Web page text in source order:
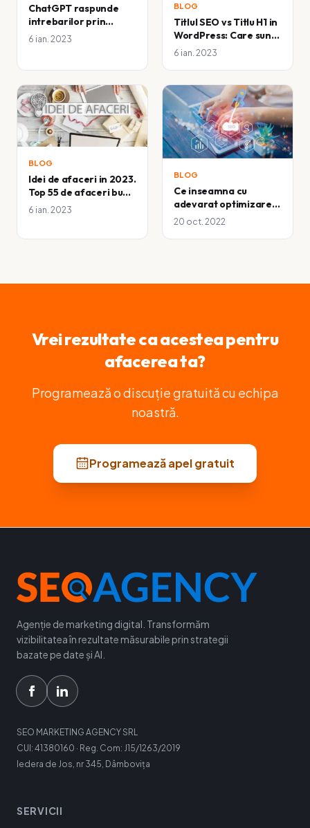
ChatGPT raspunde
intrebarilor prin
inteligenta artificiala
6 ian. 2023
BLOG
Titlul SEO vs Titlu H1 in
WordPress: Care sunt
diferentele?
6 ian. 2023
BLOG
Idei de afaceri in 2023.
Top 55 de afaceri bune
de lansat anul
6 ian. 2023
BLOG
Ce inseamna cu
adevarat optimizarea
SEO si ce site-uri au
20 oct. 2022
Vrei rezultate ca acestea pentru
afacerea ta?
Programează o discuție gratuită cu echipa
noastră.
Programează apel gratuit
Agenție de marketing digital. Transformăm
vizibilitatea în rezultate măsurabile prin strategii
bazate pe date și AI.
SEO MARKETING AGENCY SRL
CUI: 41380160 · Reg. Com: J15/1263/2019
Iedera de Jos, nr 345, Dâmbovița
SERVICII